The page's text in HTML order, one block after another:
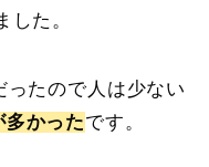
た。
たので人は少ない
多かったです。